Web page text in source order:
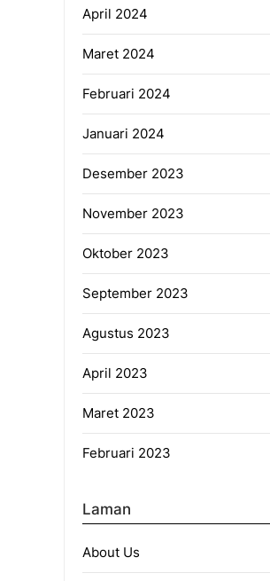
April 2024
Maret 2024
Februari 2024
Januari 2024
Desember 2023
November 2023
Oktober 2023
September 2023
Agustus 2023
April 2023
Maret 2023
Februari 2023
Laman
About Us